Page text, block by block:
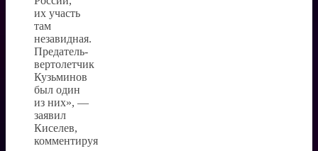
их участь
там
незавидная.
Предатель-
вертолетчик
Кузьминов
был один
из них», —
заявил
Киселев,
комментируя